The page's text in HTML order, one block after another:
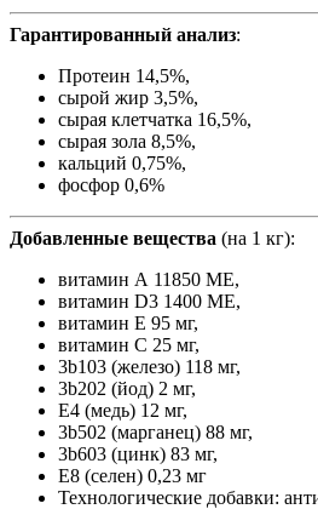
Гарантированный анализ:
Протеин 14,5%,
сырой жир 3,5%,
сырая клетчатка 16,5%,
сырая зола 8,5%,
кальций 0,75%,
фосфор 0,6%
Добавленные вещества (на 1 кг):
витамин А 11850 МЕ,
витамин D3 1400 МЕ,
витамин Е 95 мг,
витамин С 25 мг,
3b103 (железо) 118 мг,
3b202 (йод) 2 мг,
Е4 (медь) 12 мг,
3b502 (марганец) 88 мг,
3b603 (цинк) 83 мг,
Е8 (селен) 0,23 мг
Технологические добавки: